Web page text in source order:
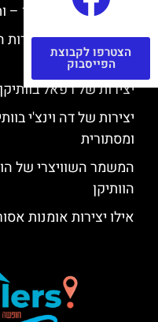
למה קוראים לוותיקן
כתבי יד עתיקים
יצירות של רפאל בוותיקן
יצירות של דה וינצ'י
ומסתורית
המשמר השוויצרי של
הוותיקן
אילו יצירות אומנות
הצטרפו לקבוצת
הפייסבוק